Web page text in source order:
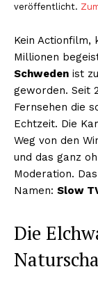
veröffentlicht.
Kein Actionfilm,
Millionen
Schweden ist
geworden. Seit
Fernsehen die
Echtzeit. Die
Weg von den
und das ganz
Moderation.
Namen: Slow
Die